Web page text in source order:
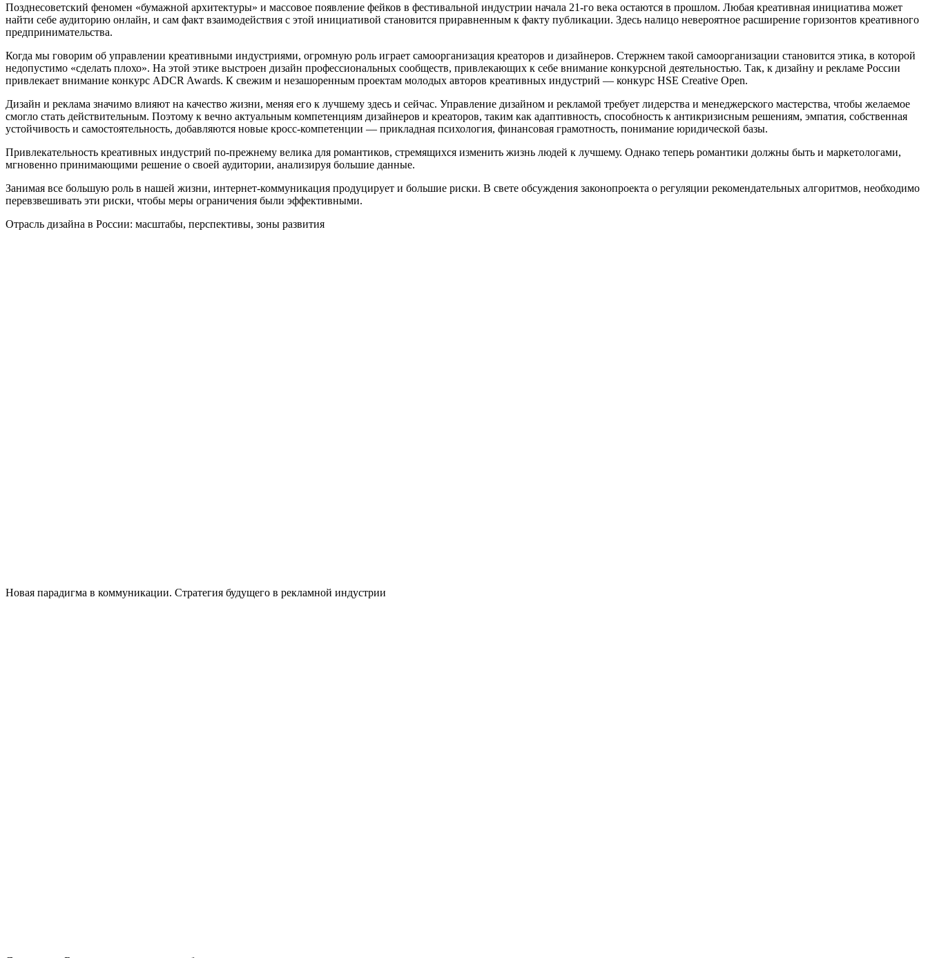
Позднесоветский феномен «бумажной архитектуры» и массовое появление фейков в фестивальной индустрии начала 21-го века остаются в прошлом. Любая креативная инициатива может
найти себе аудиторию онлайн, и сам факт взаимодействия с этой инициативой становится приравненным к факту публикации. Здесь налицо невероятное расширение горизонтов креативного
предпринимательства.
Когда мы говорим об управлении креативными индустриями, огромную роль играет самоорганизация креаторов и дизайнеров. Стержнем такой самоорганизации становится этика, в которой
недопустимо «сделать плохо». На этой этике выстроен дизайн профессиональных сообществ, привлекающих к себе внимание конкурсной деятельностью. Так, к дизайну и рекламе России
привлекает внимание конкурс ADCR Awards. К свежим и незашоренным проектам молодых авторов креативных индустрий — конкурс HSE Creative Open.
Дизайн и реклама значимо влияют на качество жизни, меняя его к лучшему здесь и сейчас. Управление дизайном и рекламой требует лидерства и менеджерского мастерства, чтобы желаемое
смогло стать действительным. Поэтому к вечно актуальным компетенциям дизайнеров и креаторов, таким как адаптивность, способность к антикризисным решениям, эмпатия, собственная
устойчивость и самостоятельность, добавляются новые кросс-компетенции — прикладная психология, финансовая грамотность, понимание юридической базы.
Привлекательность креативных индустрий по-прежнему велика для романтиков, стремящихся изменить жизнь людей к лучшему. Однако теперь романтики должны быть и маркетологами,
мгновенно принимающими решение о своей аудитории, анализируя большие данные.
Занимая все большую роль в нашей жизни, интернет-коммуникация продуцирует и большие риски. В свете обсуждения законопроекта о регуляции рекомендательных алгоритмов, необходимо
перевзвешивать эти риски, чтобы меры ограничения были эффективными.
Отрасль дизайна в России: масштабы, перспективы, зоны развития
Новая парадигма в коммуникации. Стратегия будущего в рекламной индустрии